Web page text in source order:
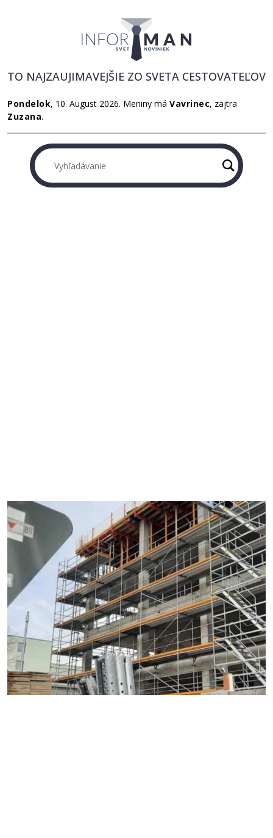
Pondelok, 10. August 2026. Meniny má Vavrinec, zajtra
Zuzana.
TO NAJZAUJIMAVEJŠIE ZO SVETA CESTOVATEĽOV